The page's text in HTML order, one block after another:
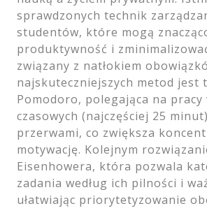
sprawdzonych technik
studentów, które mogą
produktywność i
związany z natłokiem
najskuteczniejszych metod jest
Pomodoro, polegająca na pracy
czasowych (najczęściej 25
przerwami, co zwiększa
motywację. Kolejnym
Eisenhowera, która pozwala
zadania według ich pilności i
ułatwiając priorytetyzowanie